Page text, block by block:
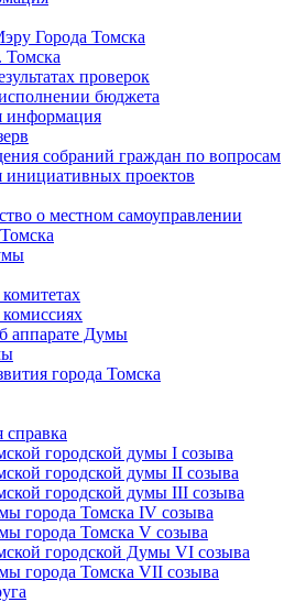
Города Томска
Томска
проверок
бюджета
информация
собраний граждан по вопросам
инициативных проектов
о местном самоуправлении
аппарате Думы
города Томска
справка
городской думы I созыва
городской думы II созыва
городской думы III созыва
города Томска IV созыва
города Томска V созыва
городской Думы VI созыва
города Томска VII созыва